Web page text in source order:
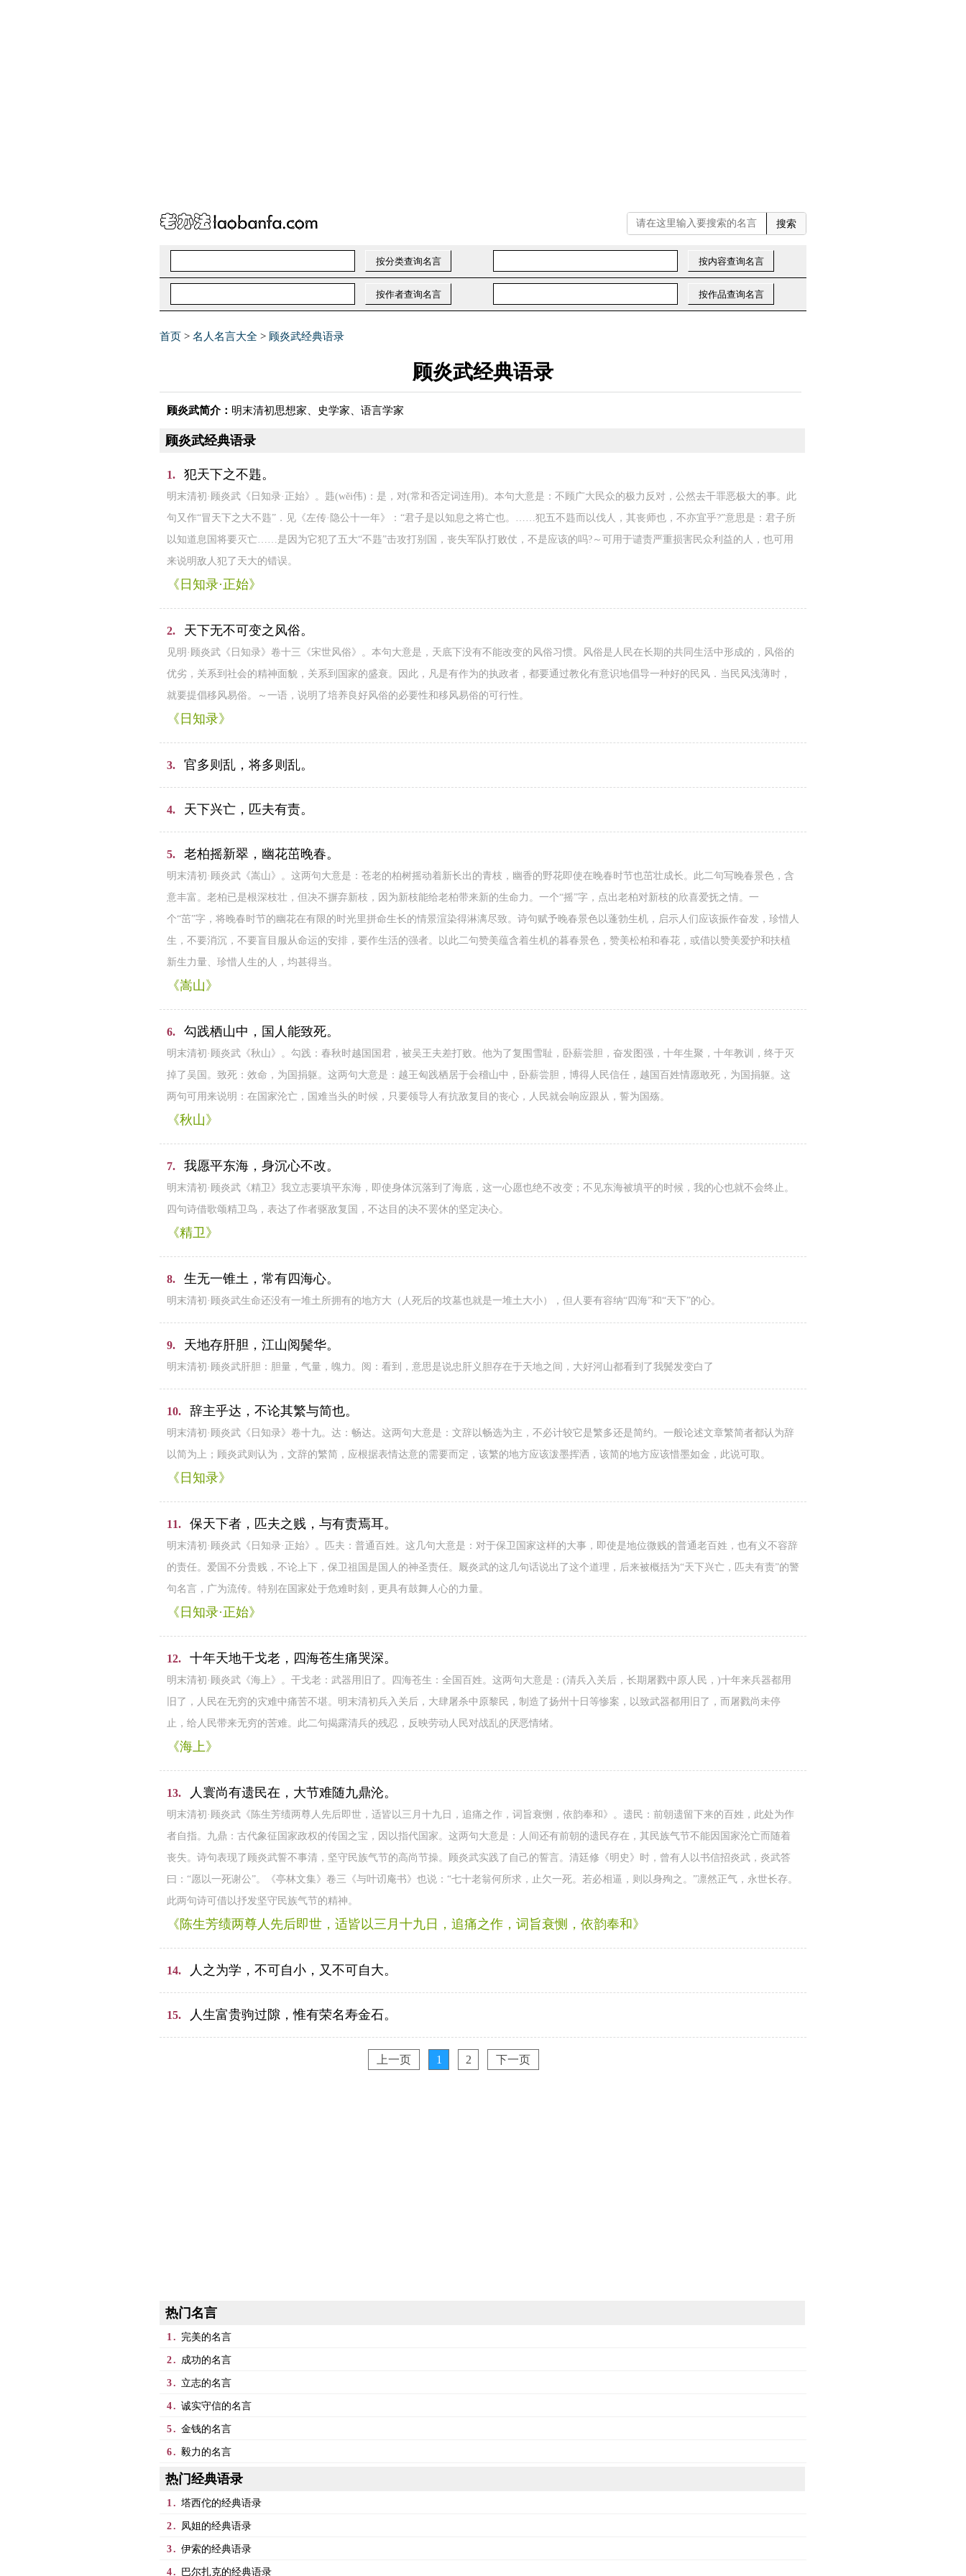
首页 > 名人名言大全 > 顾炎武经典语录
顾炎武经典语录
顾炎武简介： 明末清初思想家、史学家、语言学家
顾炎武经典语录
1. 犯天下之不韪。
明末清初·顾炎武《日知录·正始》。韪(wěi伟)：是，对(常和否定词连用)。本句大意是：不顾广大民众的极力反对，公然去干罪恶极大的事。此
句又作“冒天下之大不韪”．见《左传·隐公十一年》：“君子是以知息之将亡也。……犯五不韪而以伐人，其丧师也，不亦宜乎?”意思是：君子所
以知道息国将要灭亡……是因为它犯了五大“不韪”击攻打别国，丧失军队打败仗，不是应该的吗?～可用于谴责严重损害民众利益的人，也可用
来说明敌人犯了天大的错误。
《日知录·正始》
2. 天下无不可变之风俗。
见明·顾炎武《日知录》卷十三《宋世风俗》。本句大意是，天底下没有不能改变的风俗习惯。风俗是人民在长期的共同生活中形成的，风俗的
优劣，关系到社会的精神面貌，关系到国家的盛衰。因此，凡是有作为的执政者，都要通过教化有意识地倡导一种好的民风．当民风浅薄时，
就要提倡移风易俗。～一语，说明了培养良好风俗的必要性和移风易俗的可行性。
《日知录》
3. 官多则乱，将多则乱。
4. 天下兴亡，匹夫有责。
5. 老柏摇新翠，幽花茁晚春。
明末清初·顾炎武《嵩山》。这两句大意是：苍老的柏树摇动着新长出的青枝，幽香的野花即使在晚春时节也茁壮成长。此二句写晚春景色，含
意丰富。老柏已是根深枝壮，但决不摒弃新枝，因为新枝能给老柏带来新的生命力。一个“摇”字，点出老柏对新枝的欣喜爱抚之情。一
个“茁”字，将晚春时节的幽花在有限的时光里拼命生长的情景渲染得淋漓尽致。诗句赋予晚春景色以蓬勃生机，启示人们应该振作奋发，珍惜人
生，不要消沉，不要盲目服从命运的安排，要作生活的强者。以此二句赞美蕴含着生机的暮春景色，赞美松柏和春花，或借以赞美爱护和扶植
新生力量、珍惜人生的人，均甚得当。
《嵩山》
6. 勾践栖山中，国人能致死。
明末清初·顾炎武《秋山》。勾践：春秋时越国国君，被吴王夫差打败。他为了复围雪耻，卧薪尝胆，奋发图强，十年生聚，十年教训，终于灭
掉了吴国。致死：效命，为国捐躯。这两句大意是：越王匈践栖居于会稽山中，卧薪尝胆，博得人民信任，越国百姓情愿敢死，为国捐躯。这
两句可用来说明：在国家沦亡，国难当头的时候，只要领导人有抗敌复目的丧心，人民就会响应跟从，誓为国殇。
《秋山》
7. 我愿平东海，身沉心不改。
明末清初·顾炎武《精卫》我立志要填平东海，即使身体沉落到了海底，这一心愿也绝不改变；不见东海被填平的时候，我的心也就不会终止。
四句诗借歌颂精卫鸟，表达了作者驱敌复国，不达目的决不罢休的坚定决心。
《精卫》
8. 生无一锥土，常有四海心。
明末清初·顾炎武生命还没有一堆土所拥有的地方大（人死后的坟墓也就是一堆土大小），但人要有容纳“四海”和“天下”的心。
9. 天地存肝胆，江山阅鬓华。
明末清初·顾炎武肝胆：胆量，气量，魄力。阅：看到，意思是说忠肝义胆存在于天地之间，大好河山都看到了我鬓发变白了
10. 辞主乎达，不论其繁与简也。
明末清初·顾炎武《日知录》卷十九。达：畅达。这两句大意是：文辞以畅选为主，不必计较它是繁多还是简约。一般论述文章繁简者都认为辞
以简为上；顾炎武则认为，文辞的繁简，应根据表情达意的需要而定，该繁的地方应该泼墨挥洒，该简的地方应该惜墨如金，此说可取。
《日知录》
11. 保天下者，匹夫之贱，与有责焉耳。
明末清初·顾炎武《日知录·正始》。匹夫：普通百姓。这几句大意是：对于保卫国家这样的大事，即使是地位微贱的普通老百姓，也有义不容辞
的责任。爱国不分贵贱，不论上下，保卫祖国是国人的神圣责任。厩炎武的这几句话说出了这个道理，后来被概括为“天下兴亡，匹夫有责”的警
句名言，广为流传。特别在国家处于危难时刻，更具有鼓舞人心的力量。
《日知录·正始》
12. 十年天地干戈老，四海苍生痛哭深。
明末清初·顾炎武《海上》。干戈老：武器用旧了。四海苍生：全国百姓。这两句大意是：(清兵入关后，长期屠戮中原人民，)十年来兵器都用
旧了，人民在无穷的灾难中痛苦不堪。明末清初兵入关后，大肆屠杀中原黎民，制造了扬州十日等惨案，以致武器都用旧了，而屠戮尚未停
止，给人民带来无穷的苦难。此二句揭露清兵的残忍，反映劳动人民对战乱的厌恶情绪。
《海上》
13. 人寰尚有遗民在，大节难随九鼎沦。
明末清初·顾炎武《陈生芳绩两尊人先后即世，适皆以三月十九日，追痛之作，词旨衰恻，依韵奉和》。遗民：前朝遗留下来的百姓，此处为作
者自指。九鼎：古代象征国家政权的传国之宝，因以指代国家。这两句大意是：人间还有前朝的遗民存在，其民族气节不能因国家沦亡而随着
丧失。诗句表现了顾炎武誓不事清，坚守民族气节的高尚节操。顾炎武实践了自己的誓言。清廷修《明史》时，曾有人以书信招炎武，炎武答
曰：“愿以一死谢公”。《亭林文集》卷三《与叶讱庵书》也说：“七十老翁何所求，止欠一死。若必相逼，则以身殉之。”凛然正气，永世长存。
此两句诗可借以抒发坚守民族气节的精神。
《陈生芳绩两尊人先后即世，适皆以三月十九日，追痛之作，词旨衰恻，依韵奉和》
14. 人之为学，不可自小，又不可自大。
15. 人生富贵驹过隙，惟有荣名寿金石。
上一页 1 2 下一页
热门名言
1. 完美的名言
2. 成功的名言
3. 立志的名言
4. 诚实守信的名言
5. 金钱的名言
6. 毅力的名言
热门经典语录
1. 塔西佗的经典语录
2. 凤姐的经典语录
3. 伊索的经典语录
4. 巴尔扎克的经典语录